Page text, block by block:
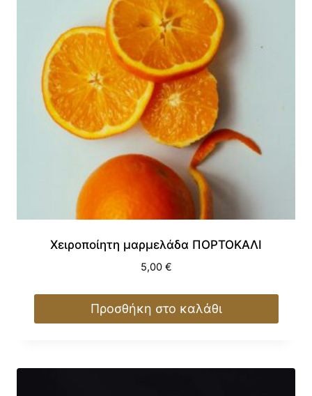
Χειροποίητη μαρμελάδα ΠΟΡΤΟΚΑΛΙ
5,00 €
Προσθήκη στο καλάθι